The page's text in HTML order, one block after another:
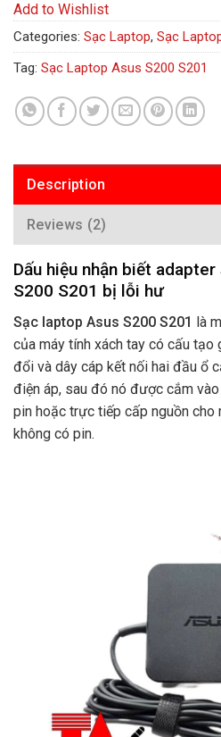
Add to Wishlist
Categories: Sạc Laptop, Sạc
Tag: Sạc Laptop Asus S200 S201
Description
Reviews (2)
Dấu hiệu nhận biết
S200 S201 bị lỗi hư
Sạc laptop Asus S200 S201 là
của máy tính xách tay có cấu tạo
đổi và dây cáp kết nối hai đầu ổ
điện áp, sau đó nó được cắm
pin hoặc trực tiếp cấp nguồn cho
không có pin.